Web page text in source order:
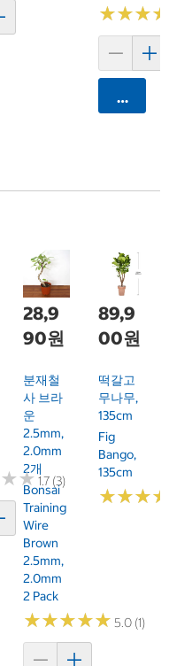
담기
★★★
★★★
카트에
★★
★★ 1.7 (3)
담기
28,9
90원
분재철
사 브라
운
2.5mm,
2.0mm
2개
Bonsai
Training
Wire
Brown
2.5mm,
2.0mm
2 Pack
★★★★★
★★★★★ 5.0 (1)
89,9
00원
떡갈고
무나무,
135cm
Fig
Bango,
135cm
★★★
★★★